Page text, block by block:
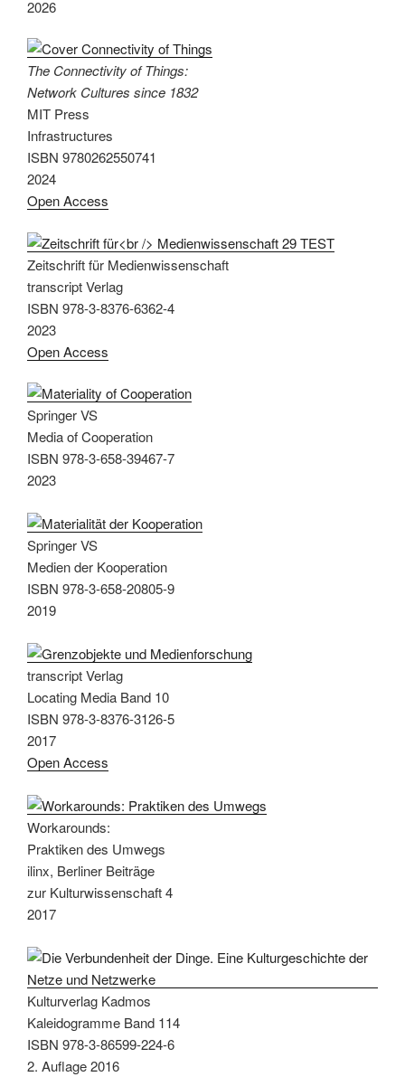
2026
The Connectivity of Things:
Network Cultures since 1832
MIT Press
Infrastructures
ISBN 9780262550741
2024
Open Access
Zeitschrift für Medienwissenschaft
transcript Verlag
ISBN 978-3-8376-6362-4
2023
Open Access
Springer VS
Media of Cooperation
ISBN 978-3-658-39467-7
2023
Springer VS
Medien der Kooperation
ISBN 978-3-658-20805-9
2019
transcript Verlag
Locating Media Band 10
ISBN 978-3-8376-3126-5
2017
Open Access
Workarounds:
Praktiken des Umwegs
ilinx, Berliner Beiträge
zur Kulturwissenschaft 4
2017
Kulturverlag Kadmos
Kaleidogramme Band 114
ISBN 978-3-86599-224-6
2. Auflage 2016